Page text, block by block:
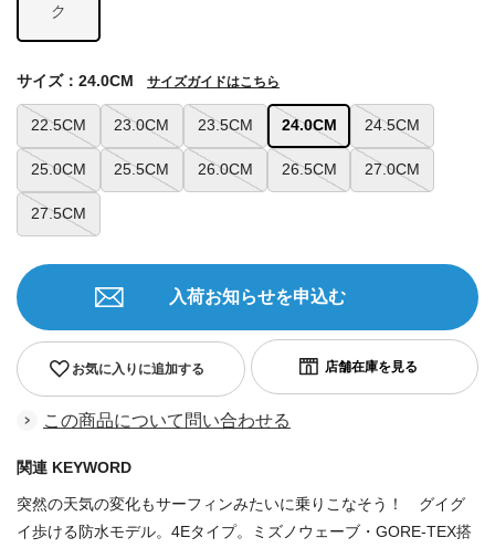
22.5CM 23.0CM 23.5CM 24.0CM 24.5CM
25.0CM 25.5CM 26.0CM 26.5CM 27.0CM
27.5CM
サイズ：24.0CM サイズガイドはこちら
お気に入りに追加する
入荷お知らせを申込む
この商品について問い合わせる
関連 KEYWORD
突然の天気の変化もサーフィンみたいに乗りこなそう！ グイグ
イ歩ける防水モデル。4Eタイプ。ミズノウェーブ・GORE-TEX搭